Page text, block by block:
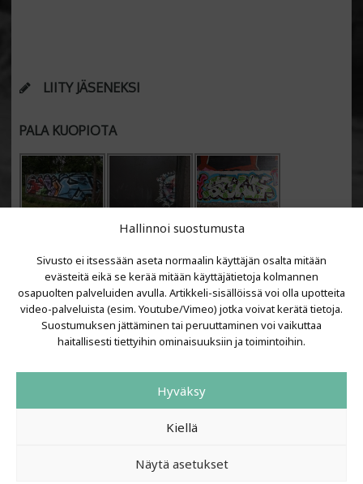
Hallinnoi suostumusta
Sivusto ei itsessään aseta normaalin käyttäjän osalta mitään
evästeitä eikä se kerää mitään käyttäjätietoja kolmannen
osapuolten palveluiden avulla. Artikkeli-sisällöissä voi olla upotteita
video-palveluista (esim. Youtube/Vimeo) jotka voivat kerätä tietoja.
Suostumuksen jättäminen tai peruuttaminen voi vaikuttaa
haitallisesti tiettyihin ominaisuuksiin ja toimintoihin.
Hyväksy
Kiellä
Näytä asetukset
LIITY JÄSENEKSI
PALA KUOPIOTA
VIIMEISIMMÄT ARTIKKELIT
LAINIT 2025: Tarhapäivä
Urbaani Zine